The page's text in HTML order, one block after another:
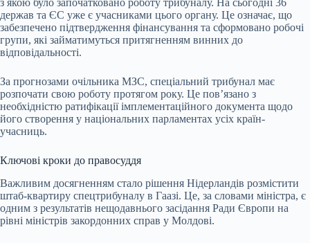
з якою було започатковано роботу трибуналу. На сьогодні 36
держав та ЄС уже є учасниками цього органу. Це означає, що
забезпечено підтвердження фінансування та сформовано робочі
групи, які займатимуться притягненням винних до
відповідальності.
За прогнозами очільника МЗС, спеціальний трибунал має
розпочати свою роботу протягом року. Це пов’язано з
необхідністю ратифікації імплементаційного документа щодо
його створення у національних парламентах усіх країн-
учасниць.
Ключові кроки до правосуддя
Важливим досягненням стало рішення Нідерландів розмістити
штаб-квартиру спецтрибуналу в Гаазі. Це, за словами міністра, є
одним з результатів нещодавнього засідання Ради Європи на
рівні міністрів закордонних справ у Молдові.